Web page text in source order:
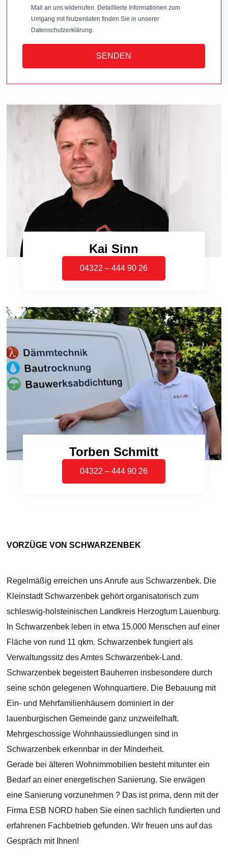
Mail an uns widerrufen. Detaillierte Informationen zum
Umgang mit Nutzerdaten finden Sie in unserer
Datenschutzerklärung.
SENDEN
Kai Sinn
04322 – 444 90 26
Torben Schmitt
04322 – 444 90 26
VORZÜGE VON SCHWARZENBEK
Regelmäßig erreichen uns Anrufe aus Schwarzenbek. Die
Kleinstadt Schwarzenbek gehört organisatorisch zum
schleswig-holsteinischen Landkreis Herzogtum Lauenburg.
In Schwarzenbek leben in etwa 15.000 Menschen auf einer
Fläche von rund 11 qkm. Schwarzenbek fungiert als
Verwaltungssitz des Amtes Schwarzenbek-Land.
Schwarzenbek begeistert Bauherren insbesondere durch
seine schön gelegenen Wohnquartiere. Die Bebauung mit
Ein- und Mehrfamilienhäusern dominiert in der
lauenburgischen Gemeinde ganz unzweifelhaft.
Mehrgeschossige Wohnhaussiedlungen sind in
Schwarzenbek erkennbar in der Minderheit.
Gerade bei älteren Wohnimmobilien besteht mitunter ein
Bedarf an einer energetischen Sanierung. Sie erwägen
eine Sanierung vorzunehmen ? Das ist prima, denn mit der
Firma ESB NORD haben Sie einen sachlich fundierten und
erfahrenen Fachbetrieb gefunden. Wir freuen uns auf das
Gespräch mit Ihnen!